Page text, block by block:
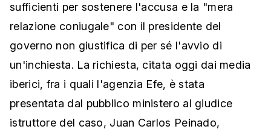
sufficienti per sostenere l'accusa e la "mera
relazione coniugale" con il presidente del
governo non giustifica di per sé l'avvio di
un'inchiesta. La richiesta, citata oggi dai media
iberici, fra i quali l'agenzia Efe, è stata
presentata dal pubblico ministero al giudice
istruttore del caso, Juan Carlos Peinado,